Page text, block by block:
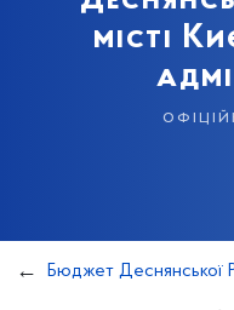
місті
Бюджет Деснянської